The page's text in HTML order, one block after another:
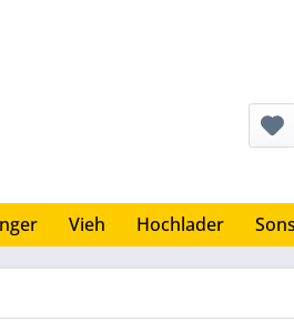
Vieh Hochlader